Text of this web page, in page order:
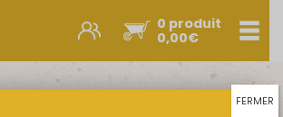
0 produit
0,00€
et nouveautés
FERMER